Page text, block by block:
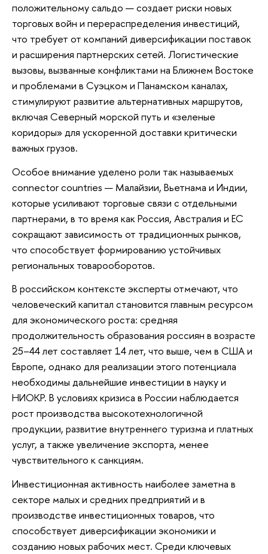
положительному сальдо — создает риски новых
торговых войн и перераспределения инвестиций,
что требует от компаний диверсификации поставок
и расширения партнерских сетей. Логистические
вызовы, вызванные конфликтами на Ближнем Востоке
и проблемами в Суэцком и Панамском каналах,
стимулируют развитие альтернативных маршрутов,
включая Северный морской путь и «зеленые
коридоры» для ускоренной доставки критически
важных грузов.
Особое внимание уделено роли так называемых
connector countries — Малайзии, Вьетнама и Индии,
которые усиливают торговые связи с отдельными
партнерами, в то время как Россия, Австралия и ЕС
сокращают зависимость от традиционных рынков,
что способствует формированию устойчивых
региональных товарооборотов.
В российском контексте эксперты отмечают, что
человеческий капитал становится главным ресурсом
для экономического роста: средняя
продолжительность образования россиян в возрасте
25–44 лет составляет 14 лет, что выше, чем в США и
Европе, однако для реализации этого потенциала
необходимы дальнейшие инвестиции в науку и
НИОКР. В условиях кризиса в России наблюдается
рост производства высокотехнологичной
продукции, развитие внутреннего туризма и платных
услуг, а также увеличение экспорта, менее
чувствительного к санкциям.
Инвестиционная активность наиболее заметна в
секторе малых и средних предприятий и в
производстве инвестиционных товаров, что
способствует диверсификации экономики и
созданию новых рабочих мест. Среди ключевых